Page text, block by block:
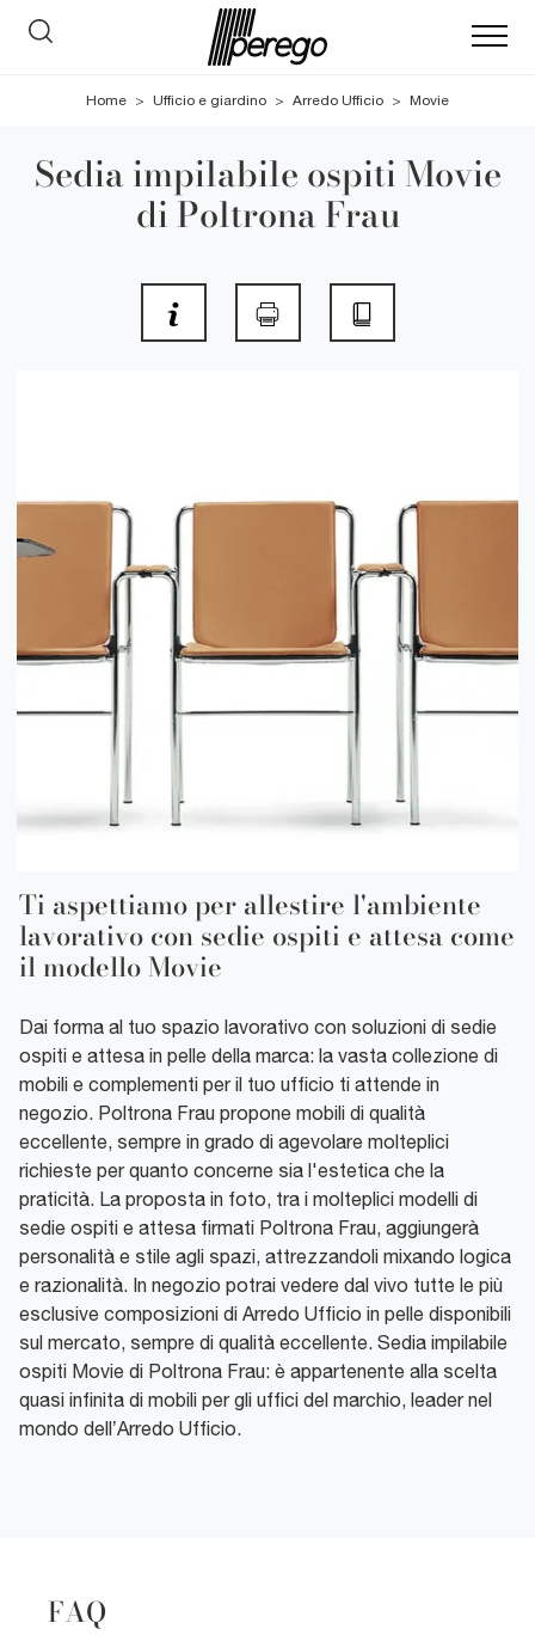
Home > Ufficio e giardino > Arredo Ufficio > Movie
Sedia impilabile ospiti Movie
di Poltrona Frau
Ti aspettiamo per allestire l'ambiente
lavorativo con sedie ospiti e attesa come
il modello Movie
Dai forma al tuo spazio lavorativo con soluzioni di sedie
ospiti e attesa in pelle della marca: la vasta collezione di
mobili e complementi per il tuo ufficio ti attende in
negozio. Poltrona Frau propone mobili di qualità
eccellente, sempre in grado di agevolare molteplici
richieste per quanto concerne sia l'estetica che la
praticità. La proposta in foto, tra i molteplici modelli di
sedie ospiti e attesa firmati Poltrona Frau, aggiungerà
personalità e stile agli spazi, attrezzandoli mixando logica
e razionalità. In negozio potrai vedere dal vivo tutte le più
esclusive composizioni di Arredo Ufficio in pelle disponibili
sul mercato, sempre di qualità eccellente. Sedia impilabile
ospiti Movie di Poltrona Frau: è appartenente alla scelta
quasi infinita di mobili per gli uffici del marchio, leader nel
mondo dell’Arredo Ufficio.
FAQ